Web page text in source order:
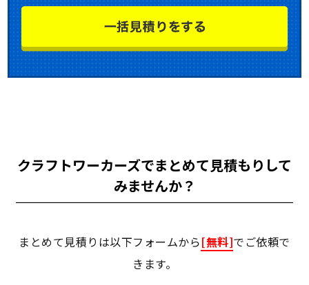
クラフトワーカーズでまとめて見積もりして
みませんか？
まとめて見積りは以下フォームから[無料]でご依頼で
きます。